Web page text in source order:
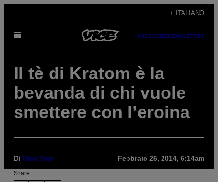
contenuto
+ ITALIANO
Apri
SUBSCRIBENEWSLETTER
Il tè di Kratom è la
bevanda di chi vuole
smettere con l’eroina
Di Gina Tron Febbraio 26, 2014, 6:14am
Share: